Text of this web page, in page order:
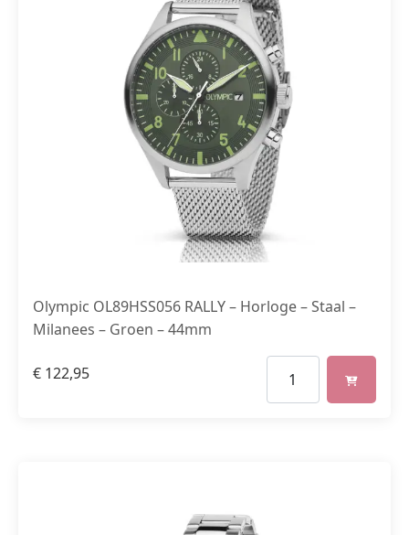
Olympic OL89HSS056 RALLY – Horloge – Staal –
Milanees – Groen – 44mm
€ 122,95